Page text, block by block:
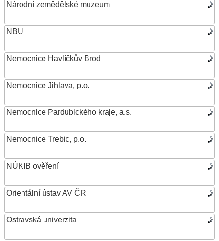
Národní zemědělské muzeum
NBU
Nemocnice Havlíčkův Brod
Nemocnice Jihlava, p.o.
Nemocnice Pardubického kraje, a.s.
Nemocnice Trebic, p.o.
NÚKIB ověření
Orientální ústav AV ČR
Ostravská univerzita